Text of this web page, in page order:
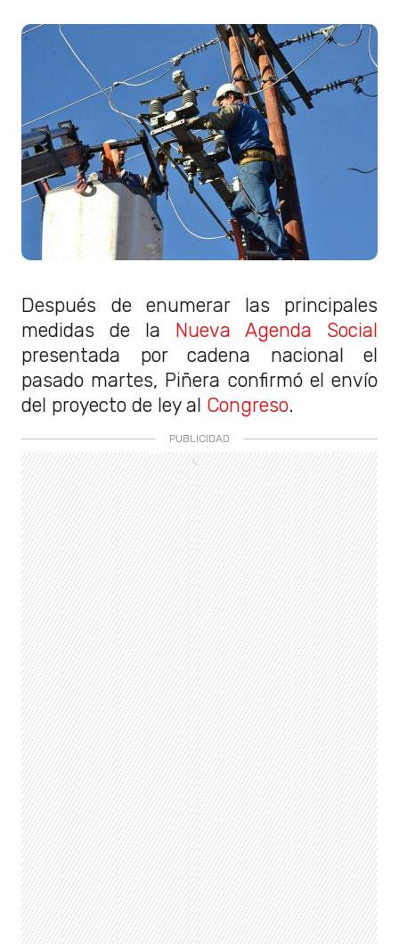
Después de enumerar las principales
medidas de la Nueva Agenda Social
presentada por cadena nacional el
pasado martes, Piñera confirmó el envío
del proyecto de ley al Congreso.